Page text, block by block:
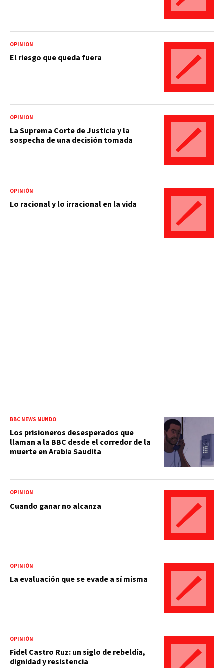
OPINIÓN
El riesgo que queda fuera
OPINIÓN
La Suprema Corte de Justicia y la
sospecha de una decisión tomada
OPINIÓN
Lo racional y lo irracional en la vida
BBC NEWS MUNDO
Los prisioneros desesperados que
llaman a la BBC desde el corredor de la
muerte en Arabia Saudita
OPINIÓN
Cuando ganar no alcanza
OPINIÓN
La evaluación que se evade a sí misma
OPINIÓN
Fidel Castro Ruz: un siglo de rebeldía,
dignidad y resistencia